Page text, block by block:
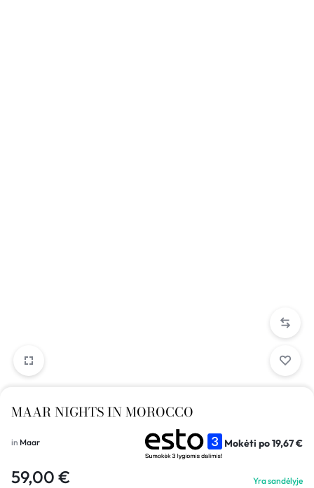
MAAR NIGHTS IN MOROCCO
in Maar Mokėti po19,67€
59,00 € Yra sandėlyje